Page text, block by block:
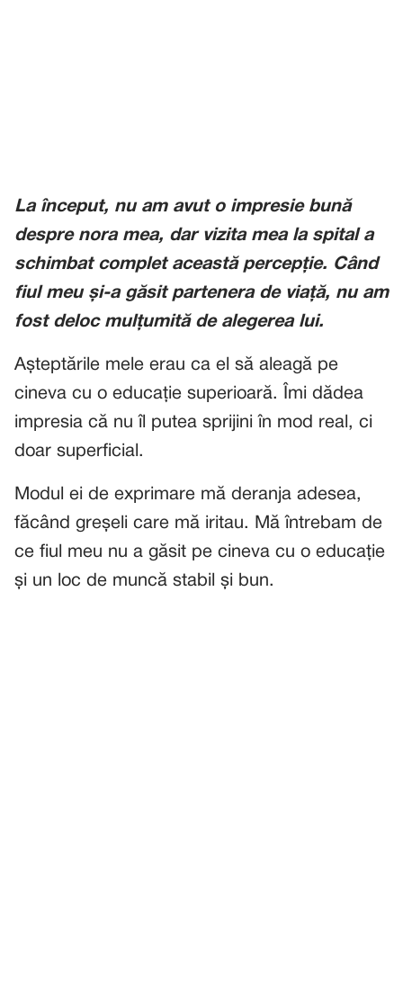
La început, nu am avut o impresie bună
despre nora mea, dar vizita mea la spital a
schimbat complet această percepție. Când
fiul meu și-a găsit partenera de viață, nu am
fost deloc mulțumită de alegerea lui.
Așteptările mele erau ca el să aleagă pe
cineva cu o educație superioară. Îmi dădea
impresia că nu îl putea sprijini în mod real, ci
doar superficial.
Modul ei de exprimare mă deranja adesea,
făcând greșeli care mă iritau. Mă întrebam de
ce fiul meu nu a găsit pe cineva cu o educație
și un loc de muncă stabil și bun.